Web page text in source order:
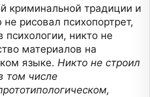
криминальной традиции и
рисовал психопортрет,
психологии, никто не
материалов на
языке. Никто не строил
том числе